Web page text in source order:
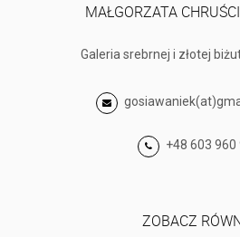
MAŁGORZATA
Galeria srebrnej i złotej
+48 603 960
ZOBACZ